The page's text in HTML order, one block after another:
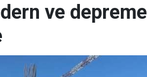
ve depreme